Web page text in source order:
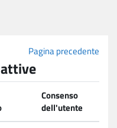
Pagina precedente
Consenso
dell'utente